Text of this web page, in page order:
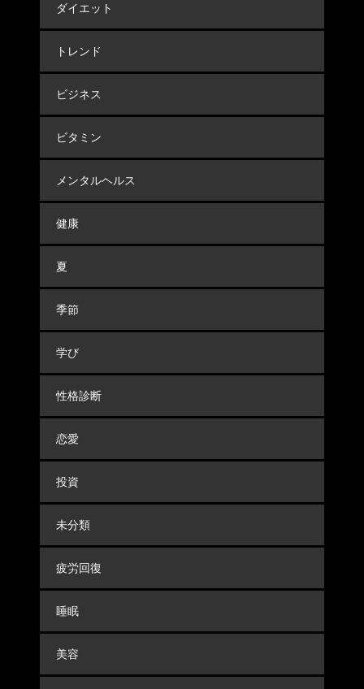
ダイエット
トレンド
ビジネス
ビタミン
メンタルヘルス
健康
夏
季節
学び
性格診断
恋愛
投資
未分類
疲労回復
睡眠
美容